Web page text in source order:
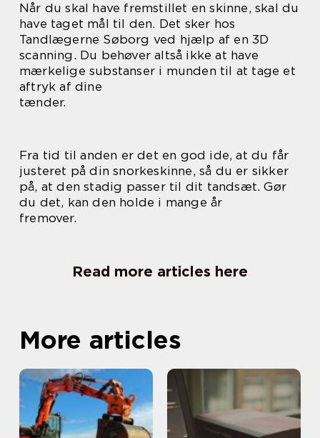
Når du skal have fremstillet en skinne, skal du
have taget mål til den. Det sker hos
Tandlægerne Søborg ved hjælp af en 3D
scanning. Du behøver altså ikke at have
mærkelige substanser i munden til at tage et
aftryk af dine
tænder.
Fra tid til anden er det en god ide, at du får
justeret på din snorkeskinne, så du er sikker
på, at den stadig passer til dit tandsæt. Gør
du det, kan den holde i mange år
fremover.
Read more articles here
More articles